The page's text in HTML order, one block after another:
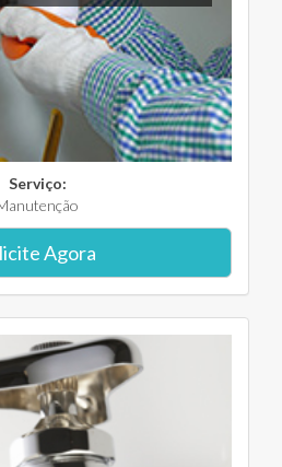
Serviço:
Agora